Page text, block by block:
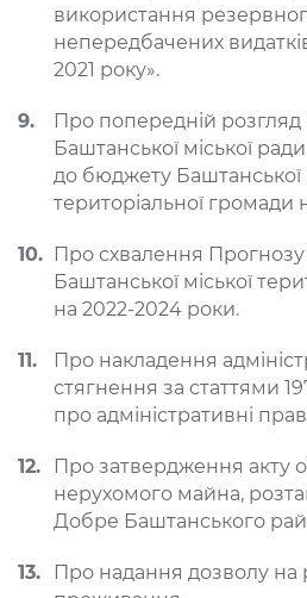
використання
непередбачених
2021 року».
Про попередній
Баштанської міської
до бюджету Баштанської
територіальної громади
Про схвалення
Баштанської міської
на 2022-2024 роки.
Про накладення
стягнення за статтями
про адміністративні
Про затвердження акту
нерухомого майна,
Добре Баштанського
Про надання дозволу на